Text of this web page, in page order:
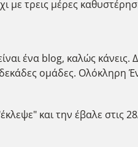
με τρεις μέρες
ένα blog, καλώς
ομάδες. Ολόκληρη
και την έβαλε στις